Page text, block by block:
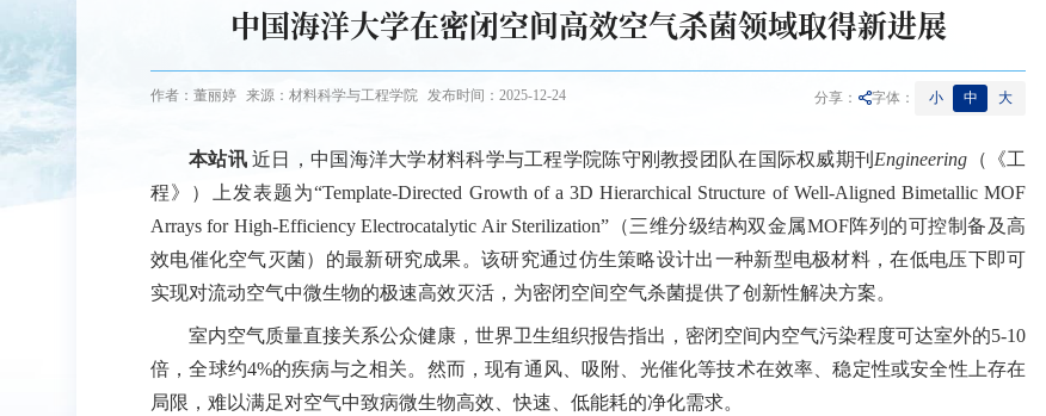
中国海洋大学在密闭空间高效空气杀菌领域取得新进展
作者：董丽婷 来源：材料科学与工程学院 发布时间：2025-12-24 分享： 字体： 小 中 大
本站讯近日，中国海洋大学材料科学与工程学院陈守刚教授团队在国际权威期刊 Engineering （《工
程》）上发表题为“Template-Directed Growth of a 3D Hierarchical Structure of Well-Aligned Bimetallic MOF
Arrays for High-Efficiency Electrocatalytic Air Sterilization”（三维分级结构双金属MOF阵列的可控制备及高
效电催化空气灭菌）的最新研究成果。该研究通过仿生策略设计出一种新型电极材料，在低电压下即可
实现对流动空气中微生物的极速高效灭活，为密闭空间空气杀菌提供了创新性解决方案。
室内空气质量直接关系公众健康，世界卫生组织报告指出，密闭空间内空气污染程度可达室外的5-10
倍，全球约4%的疾病与之相关。然而，现有通风、吸附、光催化等技术在效率、稳定性或安全性上存在
局限，难以满足对空气中致病微生物高效、快速、低能耗的净化需求。